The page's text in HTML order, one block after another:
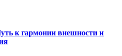
к гармонии внешности и